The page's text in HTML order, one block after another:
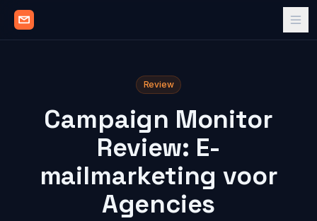
Review
Campaign Monitor
Review: E-
mailmarketing voor
Agencies